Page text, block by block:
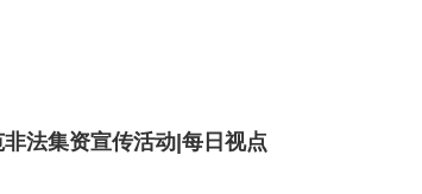
法集资宣传活动|每日视点